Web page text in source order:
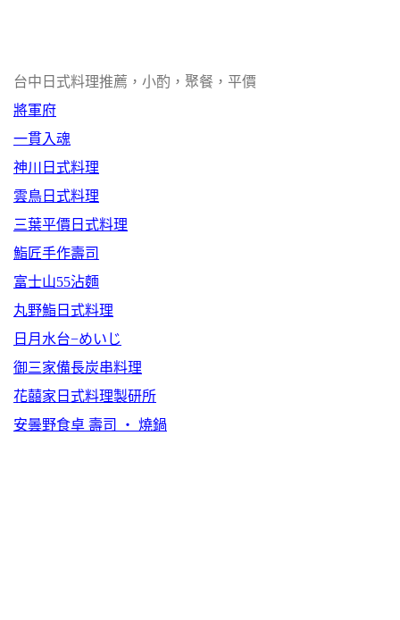
台中日式料理推薦，小酌，聚餐，平價
將軍府
一貫入魂
神川日式料理
雲鳥日式料理
三葉平價日式料理
鮨匠手作壽司
富士山55沾麵
丸野鮨日式料理
日月水台−めいじ
御三家備長炭串料理
花囍家日式料理製研所
安曇野食卓 壽司 ‧ 燒鍋